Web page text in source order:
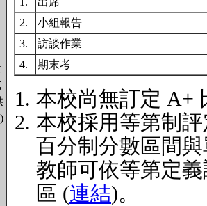
2.
小組報告
3.
訪談作業
4.
期末考
本校尚無訂定 A+
本校採用等第制
百分制分數區間
教師可依等第定
區 (連結)。